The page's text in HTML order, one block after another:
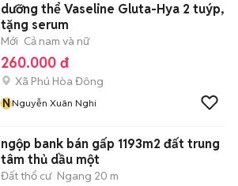
dưỡng thể Vaseline Gluta-Hya 2 tuýp,
tặng serum
Mới Cả nam và nữ
260.000 đ
Xã Phú Hòa Đông
NNguyễn Xuân Nghi
ngộp bank bán gấp 1193m2 đất trung
tâm thủ dầu một
Đất thổ cư Ngang 20 m